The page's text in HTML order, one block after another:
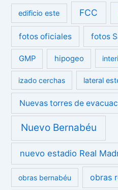
edificio este FCC
fotos oficiales fotos
GMP hipogeo
izado cerchas lateral
Nuevas torres de
Nuevo Bernabéu
nuevo estadio Real
obras bernabéu obras